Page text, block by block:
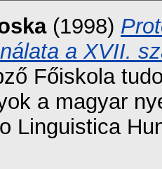
(1998)
a XVII.
Főiskola
a magyar
Linguistica